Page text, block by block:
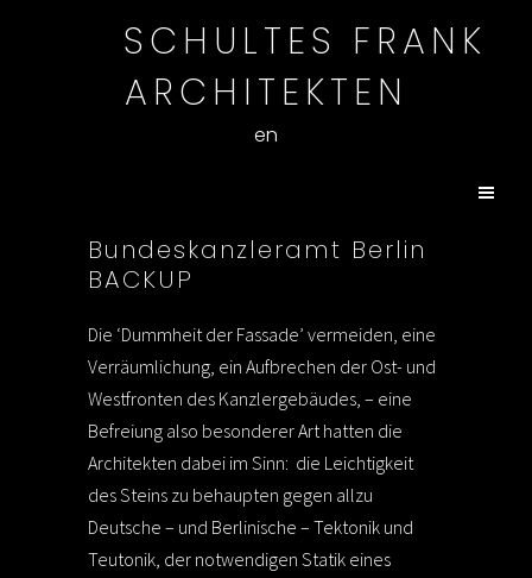
SCHULTES FRANK
ARCHITEKTEN
en
Bundeskanzleramt Berlin
BACKUP
Die ‘Dummheit der Fassade’ vermeiden, eine
Verräumlichung, ein Aufbrechen der Ost- und
Westfronten des Kanzlergebäudes, – eine
Befreiung also besonderer Art hatten die
Architekten dabei im Sinn: die Leichtigkeit
des Steins zu behaupten gegen allzu
Deutsche – und Berlinische – Tektonik und
Teutonik, der notwendigen Statik eines